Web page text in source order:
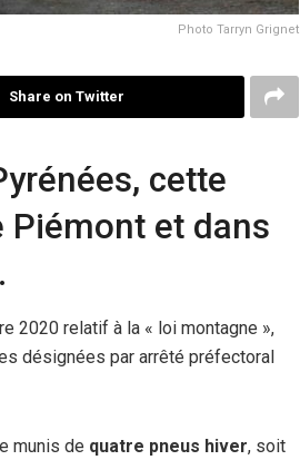
Photo Tarryn Grignet
Share on Twitter
cette
et dans
2020 relatif à la « loi montagne »,
désignées par arrêté préfectoral
munis de quatre pneus hiver, soit